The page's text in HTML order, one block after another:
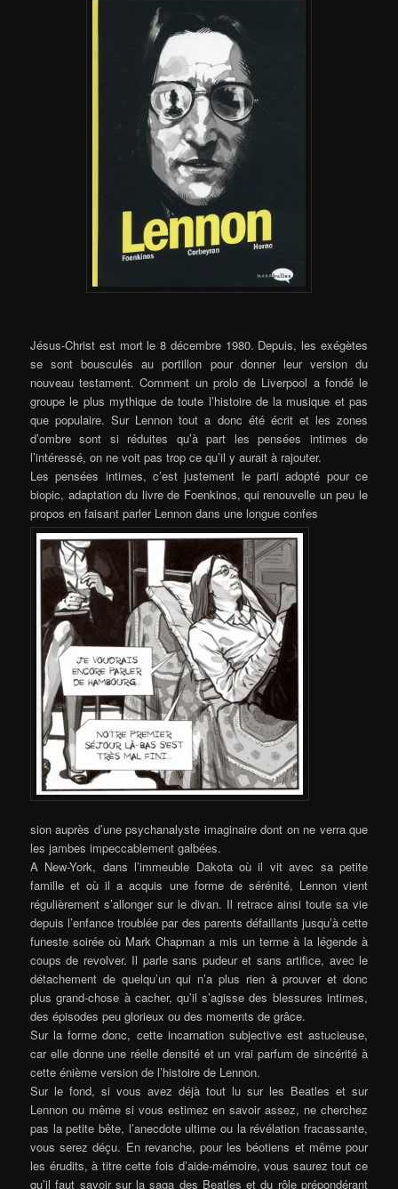
Jésus-Christ est mort le 8 décembre 1980. Depuis, les exégètes
se sont bousculés au portillon pour donner leur version du
nouveau testament. Comment un prolo de Liverpool a fondé le
groupe le plus mythique de toute l’histoire de la musique et pas
que populaire. Sur Lennon tout a donc été écrit et les zones
d’ombre sont si réduites qu’à part les pensées intimes de
l’intéressé, on ne voit pas trop ce qu’il y aurait à rajouter.
Les pensées intimes, c’est justement le parti adopté pour ce
biopic, adaptation du livre de Foenkinos, qui renouvelle un peu le
propos en faisant parler Lennon dans une longue confes
sion auprès d’une psychanalyste imaginaire dont on ne verra que
les jambes impeccablement galbées.
A New-York, dans l’immeuble Dakota où il vit avec sa petite
famille et où il a acquis une forme de sérénité, Lennon vient
régulièrement s’allonger sur le divan. Il retrace ainsi toute sa vie
depuis l’enfance troublée par des parents défaillants jusqu’à cette
funeste soirée où Mark Chapman a mis un terme à la légende à
coups de revolver. Il parle sans pudeur et sans artifice, avec le
détachement de quelqu’un qui n’a plus rien à prouver et donc
plus grand-chose à cacher, qu’il s’agisse des blessures intimes,
des épisodes peu glorieux ou des moments de grâce.
Sur la forme donc, cette incarnation subjective est astucieuse,
car elle donne une réelle densité et un vrai parfum de sincérité à
cette énième version de l’histoire de Lennon.
Sur le fond, si vous avez déjà tout lu sur les Beatles et sur
Lennon ou même si vous estimez en savoir assez, ne cherchez
pas la petite bête, l’anecdote ultime ou la révélation fracassante,
vous serez déçu. En revanche, pour les béotiens et même pour
les érudits, à titre cette fois d’aide-mémoire, vous saurez tout ce
qu’il faut savoir sur la saga des Beatles et du rôle prépondérant